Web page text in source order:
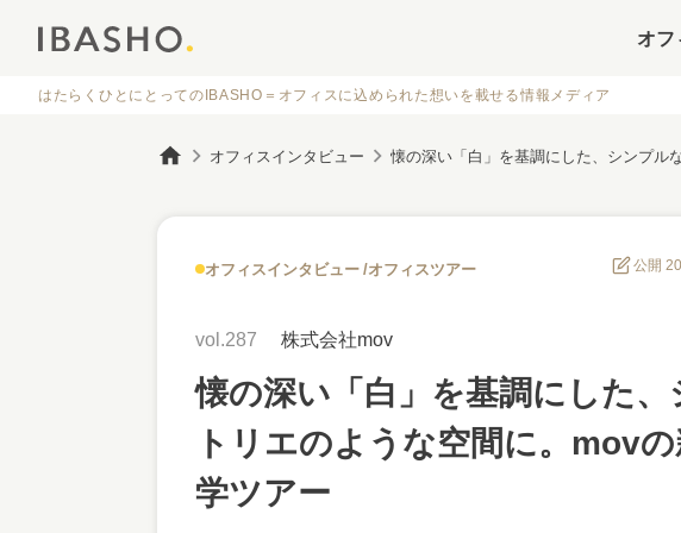
オフ
はたらくひとにとってのIBASHO＝オフィスに込められた想いを載せる情報メディア
オフィスインタビュー
オフィスインタビュー オフィスツアー 公開
vol.287 株式会社mov
懐の深い「白」を基調にした
トリエのような空間に。mov
学ツアー